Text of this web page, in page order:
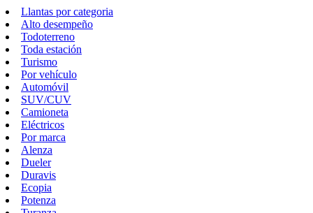
Llantas por categoria
Alto desempeño
Todoterreno
Toda estación
Turismo
Por vehículo
Automóvil
SUV/CUV
Camioneta
Eléctricos
Por marca
Alenza
Dueler
Duravis
Ecopia
Potenza